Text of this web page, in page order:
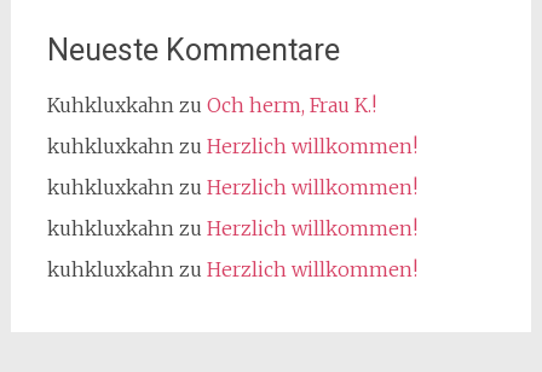
Neueste Kommentare
Kuhkluxkahn zu Och herm, Frau K.!
kuhkluxkahn zu Herzlich willkommen!
kuhkluxkahn zu Herzlich willkommen!
kuhkluxkahn zu Herzlich willkommen!
kuhkluxkahn zu Herzlich willkommen!